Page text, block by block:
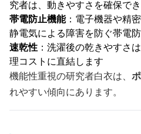
究者は、動きやすさを確保で
帯電防止機能：電子機器や精
静電気による障害を防ぐ帯電
速乾性 ：洗濯後の乾きやすさ
理コストに直結します
機能性重視の研究者白衣は、
れやすい傾向にあります。